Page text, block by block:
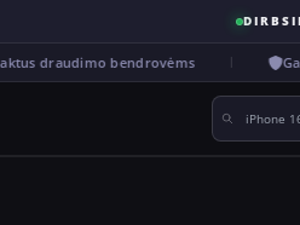
draudimo bendrovėms